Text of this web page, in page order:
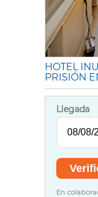
HOTEL
PRISIÓN
Llegada
En